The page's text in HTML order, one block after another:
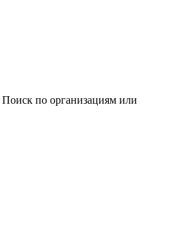
Поиск по организациям или